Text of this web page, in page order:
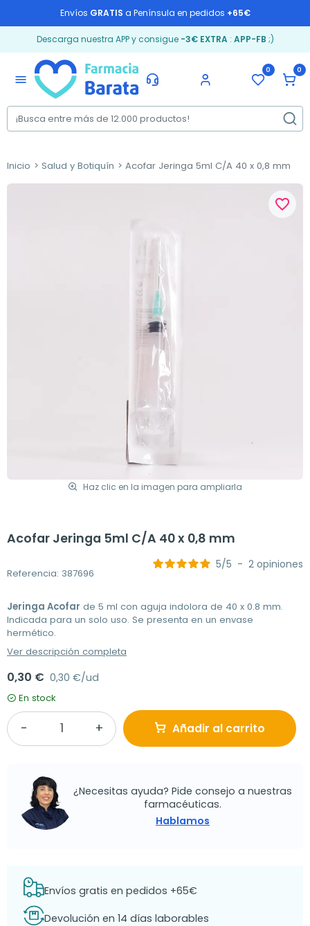
Envíos GRATIS a Península en pedidos +65€
Descarga nuestra APP y consigue -3€ EXTRA: APP-FB ;)
menu
0 0
Inicio Salud y Botiquín Acofar Jeringa 5ml C/A 40 x 0,8 mm
Haz clic en la imagen para ampliarla
favorite_border
Acofar Jeringa 5ml C/A 40 x 0,8 mm
Referencia: 387696
5/5 - 2 opiniones
Jeringa Acofar de 5 ml con aguja indolora de 40 x 0.8 mm.
Indicada para un solo uso. Se presenta en un envase
hermético.
Ver descripción completa
0,30 € 0,30 €/ud
En stock
Añadir al carrito
¿Necesitas ayuda? Pide consejo a nuestras
farmacéuticas.
Hablamos
Envíos gratis en pedidos +65€
Devolución en 14 días laborables